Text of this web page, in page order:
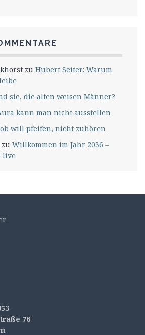
zu Hubert Seiter: Warum
sie, die alten weisen Männer?
kann man nicht ausstellen
will pfeifen, nicht zuhören
zu Willkommen im Jahr 2036 –
live
76